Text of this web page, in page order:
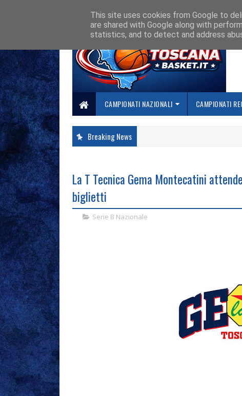
CAMPIONATI NAZIONALI CAMPIONATI
Breaking News
La T Tecnica Gema Montecatini
biglietti
Serie B Nazionale
This site uses cookies from Google to
are shared with Google along with
statistics, and to detect and address